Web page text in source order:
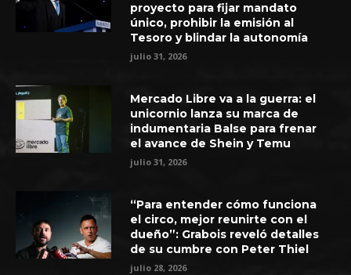
proyecto para fijar mandato
único, prohibir la emisión al
Tesoro y blindar la autonomía
julio 31, 2026
Mercado Libre va a la guerra: el
unicornio lanza su marca de
indumentaria Balse para frenar
el avance de Shein y Temu
julio 31, 2026
“Para entender cómo funciona
el circo, mejor reunirte con el
dueño”: Grabois reveló detalles
de su cumbre con Peter Thiel
julio 28, 2026